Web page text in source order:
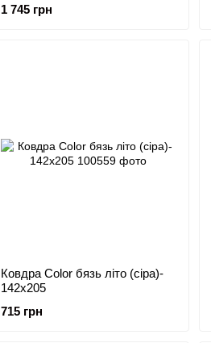
1 745 грн
Ковдра Color бязь літо (сіра)-
142x205
715 грн